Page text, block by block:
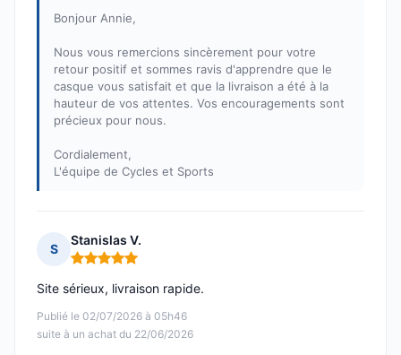
Bonjour Annie,
Nous vous remercions sincèrement pour votre
retour positif et sommes ravis d'apprendre que le
casque vous satisfait et que la livraison a été à la
hauteur de vos attentes. Vos encouragements sont
précieux pour nous.
Cordialement,
L'équipe de Cycles et Sports
S
Stanislas V.
Note : 5 sur 5
Publié le 02/07/2026 à 05h46
suite à un achat du 22/06/2026
Site sérieux, livraison rapide.